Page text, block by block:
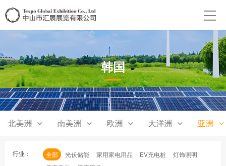
韩国
北美洲 南美洲 欧洲 大洋洲 亚洲
行业： 全部 光伏储能 家用家电用品 EV充电桩
灯饰照明